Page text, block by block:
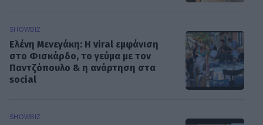
SHOWBIZ
Ελένη Μενεγάκη: Η viral εμφάνιση
στο Φισκάρδο, το γεύμα με τον
Παντζόπουλο & η ανάρτηση στα
social
SHOWBIZ